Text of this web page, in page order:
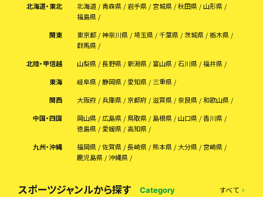
北海道・東北 北海道 青森県 岩手県 宮城県 秋田県
山形県
福島県
関東
東京都 神奈川県 埼玉県 千葉県 茨城県
栃木県
群馬県
北陸・甲信越
山梨県 長野県 新潟県 富山県 石川県
福井県
東海
岐阜県 静岡県 愛知県
三重県
関西
大阪府 兵庫県 京都府 滋賀県 奈良県
和歌山県
中国・四国
岡山県 広島県 鳥取県 島根県 山口県
香川県
徳島県
愛媛県
高知県
九州・沖縄
福岡県 佐賀県 長崎県 熊本県 大分県
宮崎県
鹿児島県
沖縄県
スポーツジャンルから探す Category すべて